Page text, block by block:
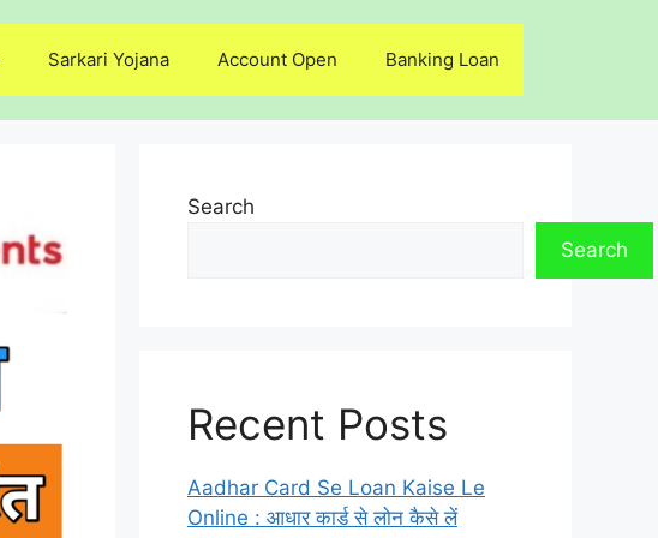
Sarkari Yojana Account Open Banking Loan
Search
Search
Recent Posts
Aadhar Card Se Loan Kaise Le
Online : आधार कार्ड से लोन कैसे लें